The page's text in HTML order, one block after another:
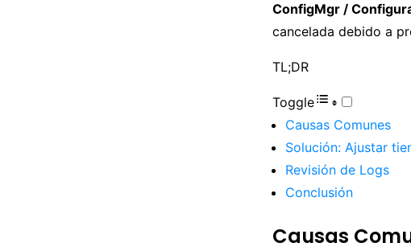
ConfigMgr /
cancelada debido a
TL;DR
Toggle
Causas Comunes
Solución: Ajustar
Revisión de Logs
Conclusión
Causas